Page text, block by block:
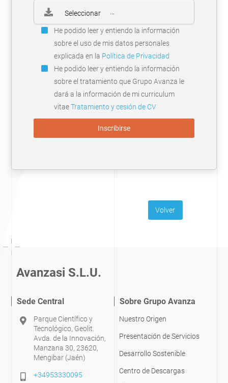
Seleccionar
He podido leer y entiendo la información
sobre el uso de mis datos personales
explicada en la Política de Privacidad
He podido leer y entiendo la información
sobre el tratamiento que Grupo Avanza le
dará a la información de mi curriculum
vitaeTratamiento y cesión de CV
Volver
Avanzasi S.L.U.
Sede Central
Parque Científico y
Tecnológico, Geolit.
Avda. de la Innovación,
Manzana 30, 23620,
Mengibar (Jaén)
+34953330095
Sobre Grupo Avanza
Nuestro Origen
Presentación de Servicios
Desarrollo Sostenible
Centro de Descargas